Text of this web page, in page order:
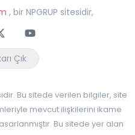
, bir NPGRUP sitesidir,
Youtube
Çık
Bu sitede verilen bilgiler, site
mevcut ilişkilerini ikame
Bu sitede yer alan